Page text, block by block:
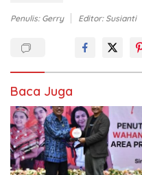
Penulis: Gerry Editor: Susianti
Baca Juga